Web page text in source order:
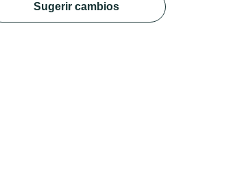
Sugerir cambios